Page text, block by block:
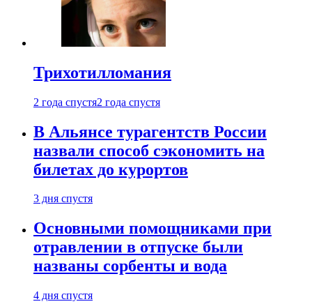
Трихотилломания
2 года спустя2 года спустя
В Альянсе турагентств России
назвали способ сэкономить на
билетах до курортов
3 дня спустя
Основными помощниками при
отравлении в отпуске были
названы сорбенты и вода
4 дня спустя